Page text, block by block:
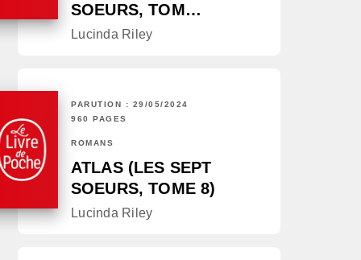
SOEURS, TOM…
Lucinda Riley
PARUTION : 29/05/2024
960 PAGES
ROMANS
ATLAS (LES SEPT
SOEURS, TOME 8)
Lucinda Riley